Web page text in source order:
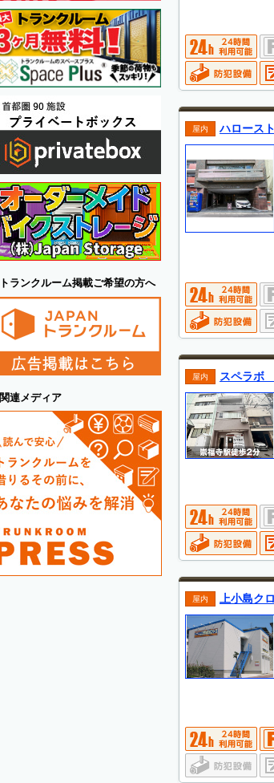
屋内 ハロース
屋内 スペラボ
屋内 上小島ク
トランクルーム掲載ご希望の方へ
関連メディア